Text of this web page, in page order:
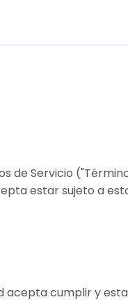
de Servicio
estar sujeto a
acepta cumplir y